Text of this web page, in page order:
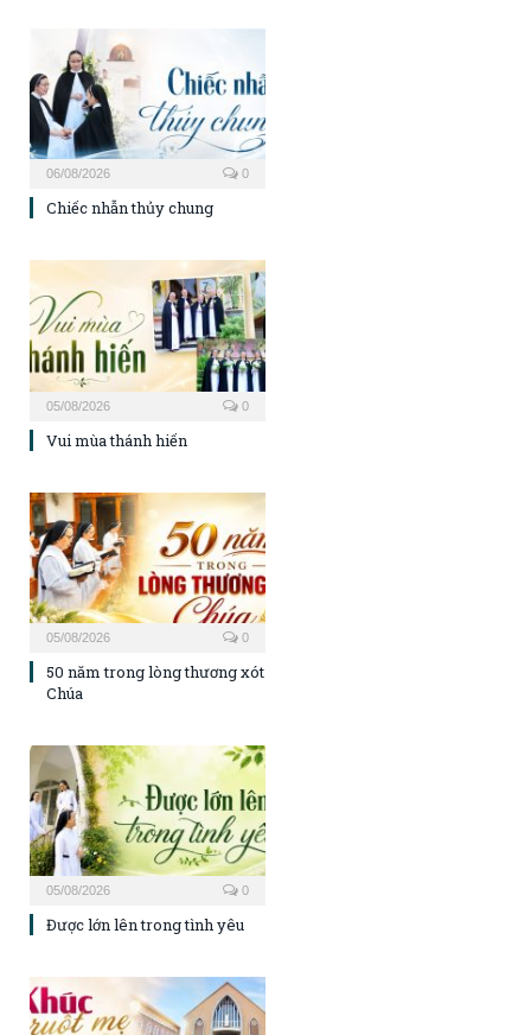
06/08/2026 0
Chiếc nhẫn thủy chung
05/08/2026 0
Vui mùa thánh hiến
05/08/2026 0
50 năm trong lòng thương xót
Chúa
05/08/2026 0
Được lớn lên trong tình yêu